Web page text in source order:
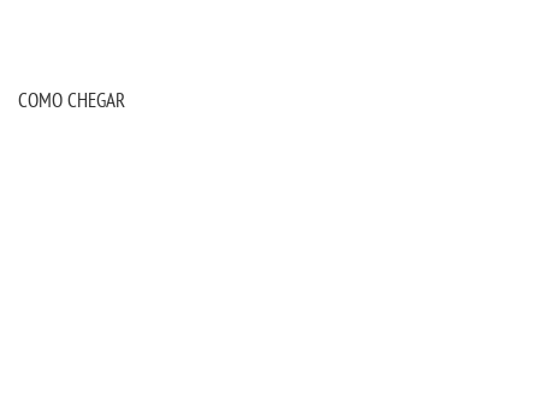
CONTATO
COMO CHEGAR